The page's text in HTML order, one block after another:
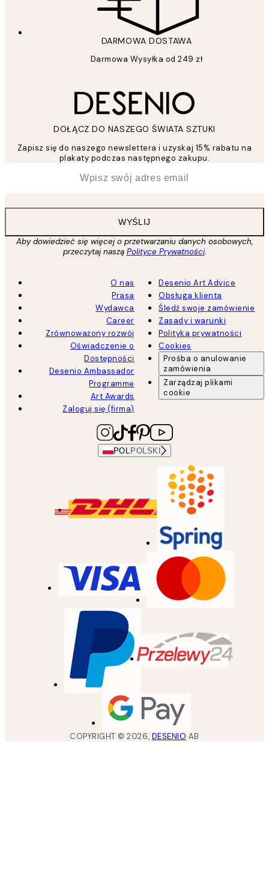
DARMOWA DOSTAWA
Darmowa Wysyłka od 249 zł
DOŁĄCZ DO NASZEGO ŚWIATA SZTUKI
Zapisz się do naszego newslettera i uzyskaj 15% rabatu na
plakaty podczas następnego zakupu.
WYŚLIJ
Aby dowiedzieć się więcej o przetwarzaniu danych osobowych,
przeczytaj naszą Polityce Prywatności.
O nas
Prasa
Wydawca
Career
Zrównoważony rozwój
Oświadczenie o
Dostępności
Desenio Ambassador
Programme
Art Awards
Zaloguj się (firma)
Desenio Art Advice
Obsługa klienta
Śledź swoje zamówienie
Zasady i warunki
Polityka prywatności
Cookies
Prośba o anulowanie
zamówienia
Zarządzaj plikami
cookie
POL POLSKI
COPYRIGHT ©2026, DESENIO AB